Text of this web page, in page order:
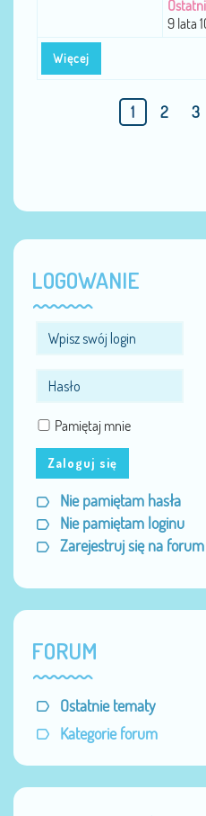
Więcej
9 lata
1 2 3
LOGOWANIE
Pamiętaj mnie
Zaloguj się
Nie pamiętam hasła
Nie pamiętam loginu
Zarejestruj się na forum
FORUM
Ostatnie tematy
Kategorie forum